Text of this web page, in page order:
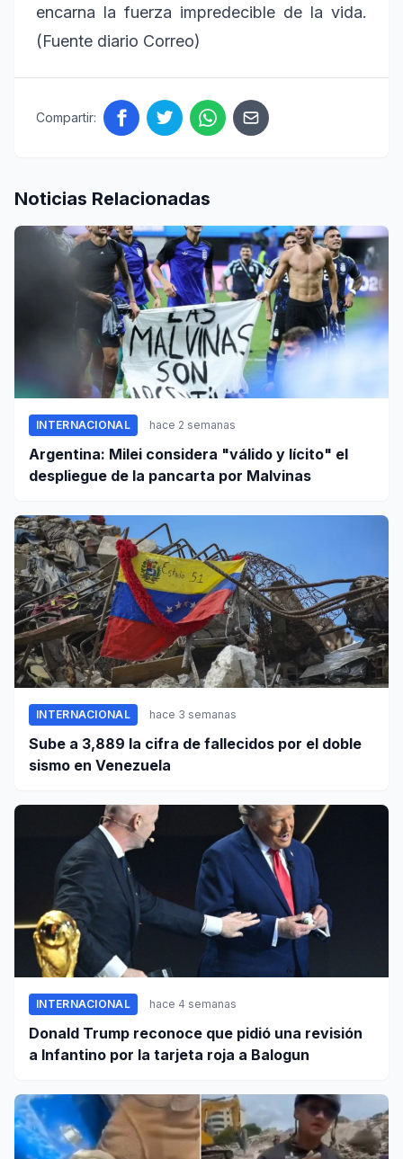
encarna la fuerza impredecible de la vida.
(Fuente diario Correo)
Compartir:
Noticias Relacionadas
INTERNACIONAL hace 2 semanas
Argentina: Milei considera "válido y lícito" el
despliegue de la pancarta por Malvinas
INTERNACIONAL hace 3 semanas
Sube a 3,889 la cifra de fallecidos por el doble
sismo en Venezuela
INTERNACIONAL hace 4 semanas
Donald Trump reconoce que pidió una revisión
a Infantino por la tarjeta roja a Balogun